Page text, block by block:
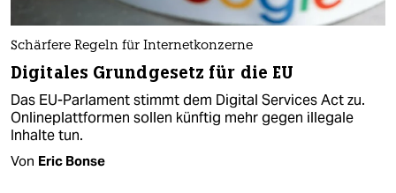
Schärfere Regeln für Internetkonzerne
Digitales Grundgesetz für die EU
Das EU-Parlament stimmt dem Digital Services Act zu.
Onlineplattformen sollen künftig mehr gegen illegale
Inhalte tun.
Von Eric Bonse